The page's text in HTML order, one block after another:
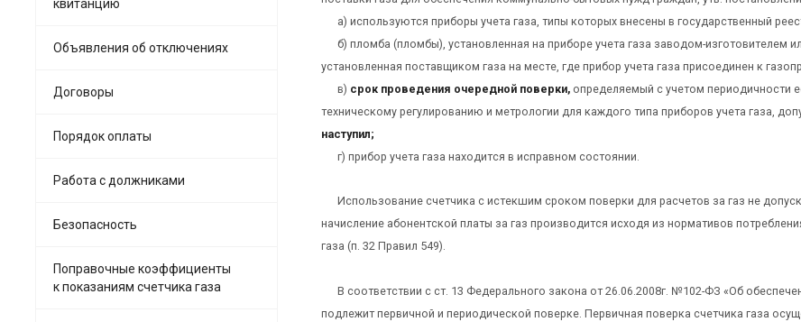
а) используются приборы учета газа, типы которых внесены в государственный
б) пломба (пломбы), установленная на приборе учета газа заводом-
установленная поставщиком газа на месте, где прибор учета газа присоединен к
в) срок проведения очередной поверки,определяемый с учетом периодичности
техническому регулированию и метрологии для каждого типа приборов учета газа,
наступил;
г) прибор учета газа находится в исправном состоянии.
Использование счетчика с истекшим сроком поверки для расчетов за газ не
начисление абонентской платы за газ производится исходя из нормативов
газа (п. 32 Правил 549).
В соответствии с ст. 13 Федерального закона от 26.06.2008г. №102-ФЗ «Об
подлежит первичной и периодической поверке. Первичная поверка счетчика газа
квитанцию
Объявления об отключениях
Договоры
Порядок оплаты
Работа с должниками
Безопасность
Поправочные коэффициенты
к показаниям счетчика газа